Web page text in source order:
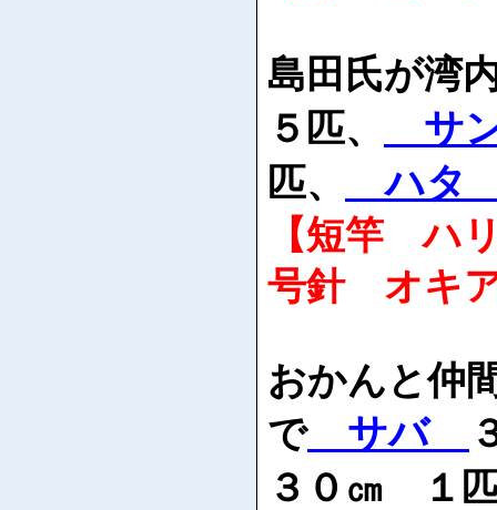
島田氏が湾
５匹、
サ
匹、 ハ
【短竿 ハ
号針 オキ
おかんと仲
でサバ
３０㎝